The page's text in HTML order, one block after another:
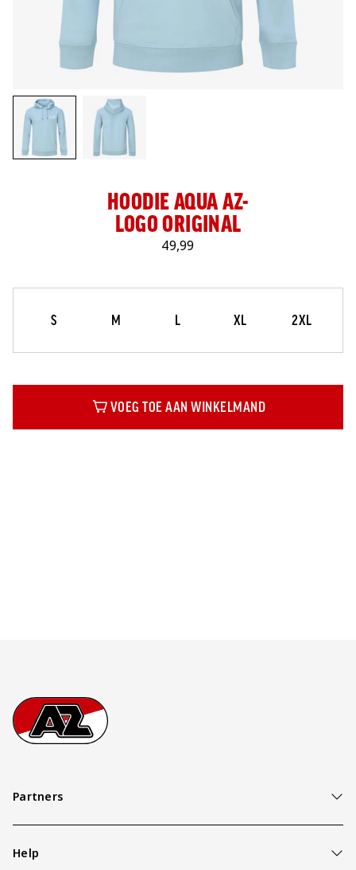
HOODIE AQUA AZ-
LOGO ORIGINAL
49,99
Maat
S M L XL 2XL
VOEG TOE AAN WINKELMAND
Footer
Ga naar onze homepage
Partners
Help